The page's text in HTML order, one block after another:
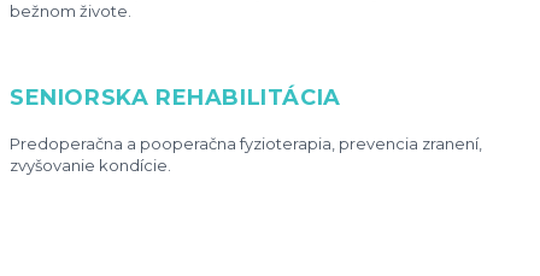
bežnom živote.
SENIORSKA REHABILITÁCIA
Predoperačna a pooperačna fyzioterapia, prevencia zranení,
zvyšovanie kondície.